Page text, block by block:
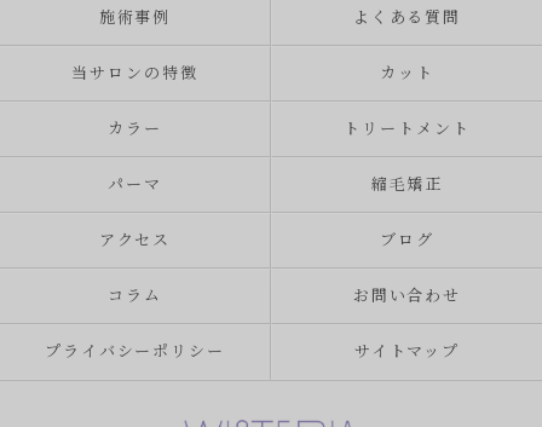
施術事例 よくある質問
当サロンの特徴 カット
カラー トリートメント
パーマ 縮毛矯正
アクセス ブログ
コラム お問い合わせ
プライバシーポリシー サイトマップ